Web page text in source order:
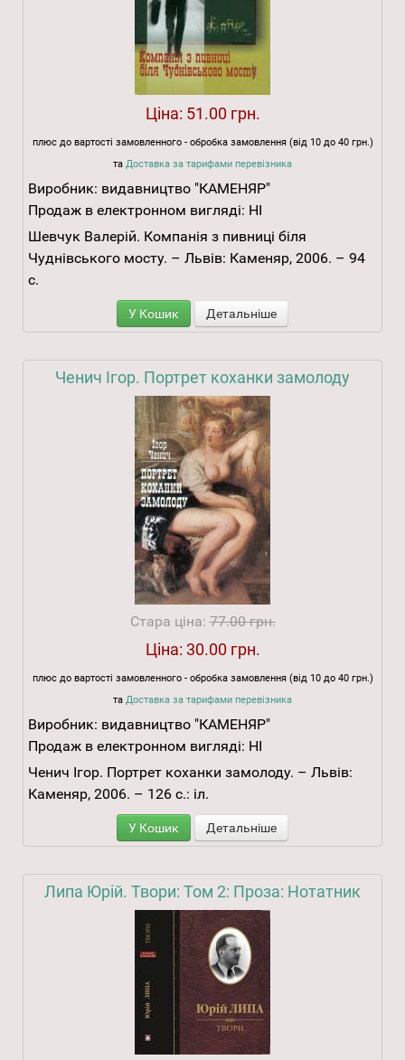
Ціна: 51.00 грн.
плюс до вартості замовленного - обробка замовлення (від 10 до 40 грн.)
та Доставка за тарифами перевізника
Виробник: видавництво "КАМЕНЯР"
Продаж в електронном вигляді: НІ
Шевчук Валерій. Компанія з пивниці біля
Чуднівського мосту. – Львів: Каменяр, 2006. – 94
с.
У Кошик Детальніше
Ченич Ігор. Портрет коханки замолоду
Стара ціна:77.00 грн.
Ціна: 30.00 грн.
плюс до вартості замовленного - обробка замовлення (від 10 до 40 грн.)
та Доставка за тарифами перевізника
Виробник: видавництво "КАМЕНЯР"
Продаж в електронном вигляді: НІ
Ченич Ігор. Портрет коханки замолоду. – Львів:
Каменяр, 2006. – 126 с.: іл.
У Кошик Детальніше
Липа Юрій. Твори: Том 2: Проза: Нотатник